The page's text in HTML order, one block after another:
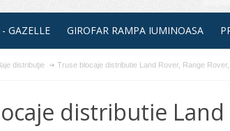
GAZELLE GIROFAR RAMPA IUMINOASA
distribuţie Truse blocaje distributie Land Rover, Range
distributie Land